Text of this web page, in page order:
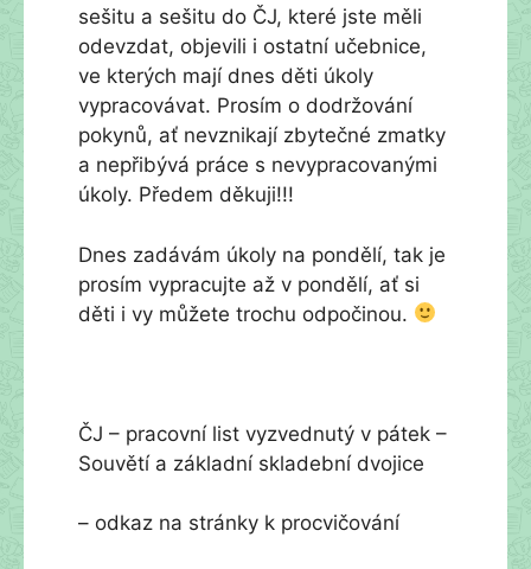
sešitu a sešitu do ČJ, které jste měli
odevzdat, objevili i ostatní učebnice,
ve kterých mají dnes děti úkoly
vypracovávat. Prosím o dodržování
pokynů, ať nevznikají zbytečné zmatky
a nepřibývá práce s nevypracovanými
úkoly. Předem děkuji!!!
Dnes zadávám úkoly na pondělí, tak je
prosím vypracujte až v pondělí, ať si
děti i vy můžete trochu odpočinou.
ČJ – pracovní list vyzvednutý v pátek –
Souvětí a základní skladební dvojice
– odkaz na stránky k procvičování